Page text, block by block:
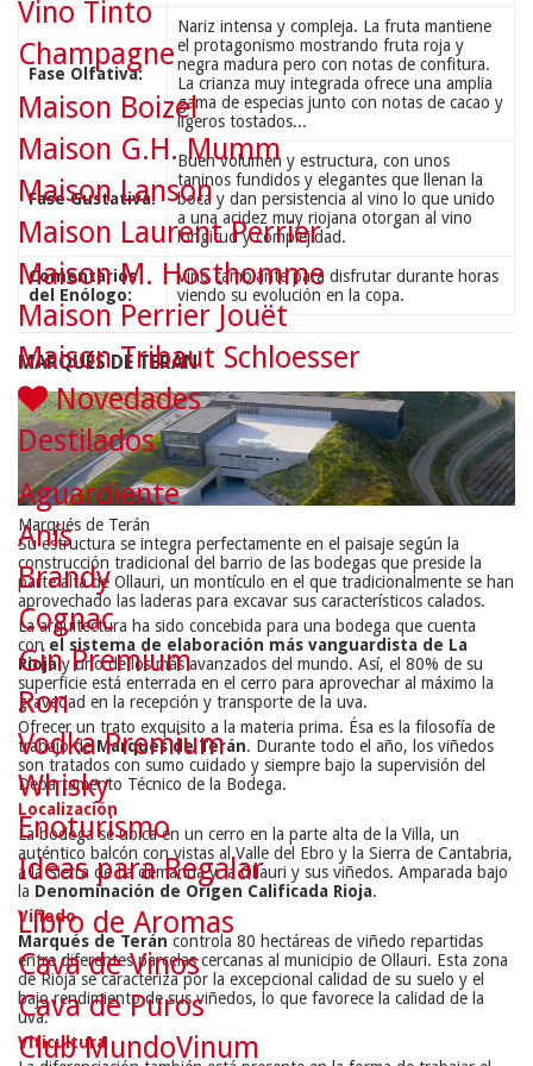
Fase Olfativa:
Nariz intensa y compleja. La fruta mantiene
el protagonismo mostrando fruta roja y
negra madura pero con notas de confitura.
La crianza muy integrada ofrece una amplia
gama de especias junto con notas de cacao y
ligeros tostados...
Fase Gustativa:
Buen volumen y estructura, con unos
taninos fundidos y elegantes que llenan la
boca y dan persistencia al vino lo que unido
a una acidez muy riojana otorgan al vino
longitud y complejidad.
Comentarios
del Enólogo:
Vino cambiante para disfrutar durante horas
viendo su evolución en la copa.
MARQUÉS DE TERÁN
Marqués de Terán
Su estructura se integra perfectamente en el paisaje según la
construcción tradicional del barrio de las bodegas que preside la
parte alta de Ollauri, un montículo en el que tradicionalmente se han
aprovechado las laderas para excavar sus característicos calados.
La arquitectura ha sido concebida para una bodega que cuenta
con el sistema de elaboración más vanguardista de La
Riojay uno de los más avanzados del mundo. Así, el 80% de su
superficie está enterrada en el cerro para aprovechar al máximo la
gravedad en la recepción y transporte de la uva.
Ofrecer un trato exquisito a la materia prima. Ésa es la filosofía de
trabajo deMarqués de Terán. Durante todo el año, los viñedos
son tratados con sumo cuidado y siempre bajo la supervisión del
Departamento Técnico de la Bodega.
Localización
La bodega se ubica en un cerro en la parte alta de la Villa, un
auténtico balcón con vistas al Valle del Ebro y la Sierra de Cantabria,
a la Sierra de La demanda y a Ollauri y sus viñedos. Amparada bajo
la Denominación de Origen Calificada Rioja.
Viñedo
Marqués de Terán controla 80 hectáreas de viñedo repartidas
entre diferentes parcelas cercanas al municipio de Ollauri. Esta zona
de Rioja se caracteriza por la excepcional calidad de su suelo y el
bajo rendimiento de sus viñedos, lo que favorece la calidad de la
uva.
Viticultura
Vino Tinto
Champagne
Maison Boizel
Maison G.H. Mumm
Maison Lanson
Maison Laurent Perrier
Maison M. Hosthomme
Maison Perrier Jouët
Maison Tribaut Schloesser
Novedades
Destilados
Aguardiente
Anís
Brandy
Cognac
Gin Premium
Ron
Vodka Premium
Whisky
Enoturismo
Ideas para Regalar
Libro de Aromas
Cava de Vinos
Cava de Puros
Club MundoVinum